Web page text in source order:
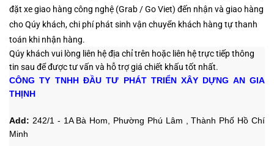
đặt xe giao hàng công nghệ (Grab / Go Viet) đến nhận và giao hàng
cho Qúy khách, chi phí phát sinh vận chuyển khách hàng tự thanh
toán khi nhận hàng.
Qúy khách vui lòng liên hệ địa chỉ trên hoặc liên hệ trực tiếp thông
tin sau để được tư vấn và hỗ trợ giá chiết khấu tốt nhất.
CÔNG TY TNHH ĐẦU TƯ PHÁT TRIỂN XÂY DỰNG AN GIA
THỊNH
Add: 242/1 - 1A Bà Hom, Phường Phú Lâm , Thành Phố Hồ Chí
Minh